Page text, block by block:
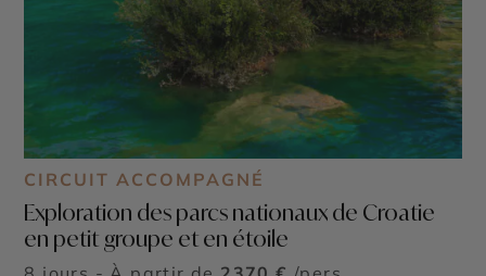
CIRCUIT ACCOMPAGNÉ
Exploration des parcs nationaux de Croatie
en petit groupe et en étoile